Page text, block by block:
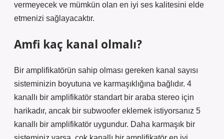
vermeyecek ve mümkün olan en iyi ses kalitesini elde
etmenizi sağlayacaktır.
Amfi kaç kanal olmalı?
Bir amplifikatörün sahip olması gereken kanal sayısı
sisteminizin boyutuna ve karmaşıklığına bağlıdır. 4
kanallı bir amplifikatör standart bir araba stereo için
harikadır, ancak bir subwoofer eklemek istiyorsanız 5
kanallı bir amplifikatör uygundur. Daha karmaşık bir